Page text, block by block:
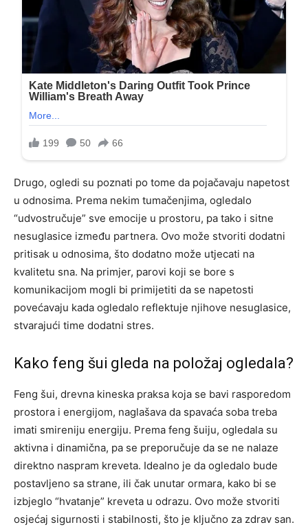
Drugo, ogledi su poznati po tome da pojačavaju napetost
u odnosima. Prema nekim tumačenjima, ogledalo
“udvostručuje” sve emocije u prostoru, pa tako i sitne
nesuglasice između partnera. Ovo može stvoriti dodatni
pritisak u odnosima, što dodatno može utjecati na
kvalitetu sna. Na primjer, parovi koji se bore s
komunikacijom mogli bi primijetiti da se napetosti
povećavaju kada ogledalo reflektuje njihove nesuglasice,
stvarajući time dodatni stres.
Kako feng šui gleda na položaj ogledala?
Feng šui, drevna kineska praksa koja se bavi rasporedom
prostora i energijom, naglašava da spavaća soba treba
imati smireniju energiju. Prema feng šuiju, ogledala su
aktivna i dinamična, pa se preporučuje da se ne nalaze
direktno naspram kreveta. Idealno je da ogledalo bude
postavljeno sa strane, ili čak unutar ormara, kako bi se
izbjeglo “hvatanje” kreveta u odrazu. Ovo može stvoriti
osjećaj sigurnosti i stabilnosti, što je ključno za zdrav san.